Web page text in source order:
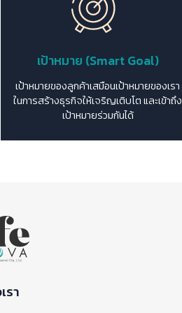
เป้าหมาย (Smart Goal)
เป้าหมายของลูกค้าเสมือนเป้าหมายของเรา
ในการสร้างธุรกิจให้เจริญเติบโต และเข้าถึง
เป้าหมายร่วมกันได้
รา